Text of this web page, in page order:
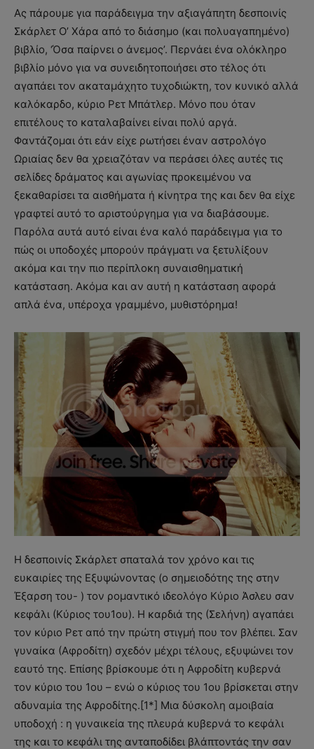
Ας πάρουμε για παράδειγμα την αξιαγάπητη δεσποινίς
Σκάρλετ Ο’ Χάρα από το διάσημο (και πολυαγαπημένο)
βιβλίο, ‘Όσα παίρνει ο άνεμος’. Περνάει ένα ολόκληρο
βιβλίο μόνο για να συνειδητοποιήσει στο τέλος ότι
αγαπάει τον ακαταμάχητο τυχοδιώκτη, τον κυνικό αλλά
καλόκαρδο, κύριο Ρετ Μπάτλερ. Μόνο που όταν
επιτέλους το καταλαβαίνει είναι πολύ αργά.
Φαντάζομαι ότι εάν είχε ρωτήσει έναν αστρολόγο
Ωριαίας δεν θα χρειαζόταν να περάσει όλες αυτές τις
σελίδες δράματος και αγωνίας προκειμένου να
ξεκαθαρίσει τα αισθήματα ή κίνητρα της και δεν θα είχε
γραφτεί αυτό το αριστούργημα για να διαβάσουμε.
Παρόλα αυτά αυτό είναι ένα καλό παράδειγμα για το
πώς οι υποδοχές μπορούν πράγματι να ξετυλίξουν
ακόμα και την πιο περίπλοκη συναισθηματική
κατάσταση. Ακόμα και αν αυτή η κατάσταση αφορά
απλά ένα, υπέροχα γραμμένο, μυθιστόρημα!
Η δεσποινίς Σκάρλετ σπαταλά τον χρόνο και τις
ευκαιρίες της Εξυψώνοντας (ο σημειοδότης της στην
Έξαρση του- ) τον ρομαντικό ιδεολόγο Κύριο Άσλευ σαν
κεφάλι (Κύριος του1ου). Η καρδιά της (Σελήνη) αγαπάει
τον κύριο Ρετ από την πρώτη στιγμή που τον βλέπει. Σαν
γυναίκα (Αφροδίτη) σχεδόν μέχρι τέλους, εξυψώνει τον
εαυτό της. Επίσης βρίσκουμε ότι η Αφροδίτη κυβερνά
τον κύριο του 1ου – ενώ ο κύριος του 1ου βρίσκεται στην
αδυναμία της Αφροδίτης.[1*] Μια δύσκολη αμοιβαία
υποδοχή : η γυναικεία της πλευρά κυβερνά το κεφάλι
της και το κεφάλι της ανταποδίδει βλάπτοντάς την σαν